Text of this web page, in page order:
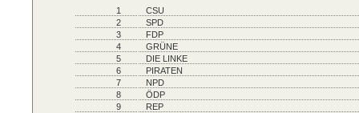
1
CSU
2
SPD
3
FDP
4
GRÜNE
5
DIE LINKE
6
PIRATEN
7
NPD
8
ÖDP
9
REP